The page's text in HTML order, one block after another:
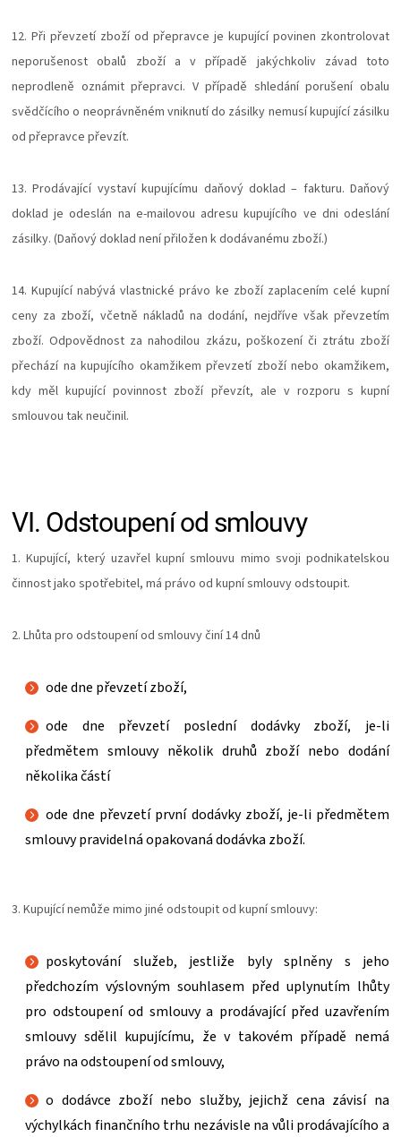
12. Při převzetí zboží od přepravce je kupující povinen zkontrolovat
neporušenost obalů zboží a v případě jakýchkoliv závad toto
neprodleně oznámit přepravci. V případě shledání porušení obalu
svědčícího o neoprávněném vniknutí do zásilky nemusí kupující zásilku
od přepravce převzít.
13. Prodávající vystaví kupujícímu daňový doklad – fakturu. Daňový
doklad je odeslán na e-mailovou adresu kupujícího ve dni odeslání
zásilky. (Daňový doklad není přiložen k dodávanému zboží.)
14. Kupující nabývá vlastnické právo ke zboží zaplacením celé kupní
ceny za zboží, včetně nákladů na dodání, nejdříve však převzetím
zboží. Odpovědnost za nahodilou zkázu, poškození či ztrátu zboží
přechází na kupujícího okamžikem převzetí zboží nebo okamžikem,
kdy měl kupující povinnost zboží převzít, ale v rozporu s kupní
smlouvou tak neučinil.
VI. Odstoupení od smlouvy
1. Kupující, který uzavřel kupní smlouvu mimo svoji podnikatelskou
činnost jako spotřebitel, má právo od kupní smlouvy odstoupit.
2. Lhůta pro odstoupení od smlouvy činí 14 dnů
ode dne převzetí zboží,
ode dne převzetí poslední dodávky zboží, je-li
předmětem smlouvy několik druhů zboží nebo dodání
několika částí
ode dne převzetí první dodávky zboží, je-li předmětem
smlouvy pravidelná opakovaná dodávka zboží.
3. Kupující nemůže mimo jiné odstoupit od kupní smlouvy:
poskytování služeb, jestliže byly splněny s jeho
předchozím výslovným souhlasem před uplynutím lhůty
pro odstoupení od smlouvy a prodávající před uzavřením
smlouvy sdělil kupujícímu, že v takovém případě nemá
právo na odstoupení od smlouvy,
o dodávce zboží nebo služby, jejichž cena závisí na
výchylkách finančního trhu nezávisle na vůli prodávajícího a